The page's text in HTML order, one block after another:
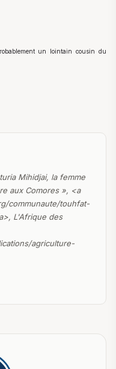
un lointain cousin du
Mihidjai, la femme
aux Comores », <a
communaute/touhfat-
L'Afrique des
agriculture-